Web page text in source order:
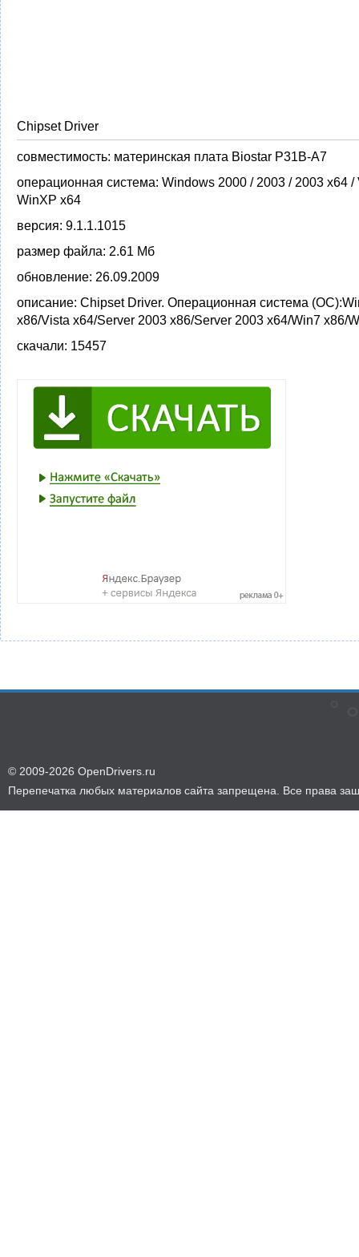
Chipset Driver
совместимость: материнская плата Biostar P31B-A7
операционная система: Windows 2000 / 2003 / 2003 x64
WinXP x64
версия: 9.1.1.1015
размер файла: 2.61 Мб
обновление: 26.09.2009
описание: Chipset Driver. Операционная система
x86/Vista x64/Server 2003 x86/Server 2003 x64/Win7 x86/
скачали: 15457
© 2009-2026 OpenDrivers.ru
Перепечатка любых материалов сайта запрещена. Все права